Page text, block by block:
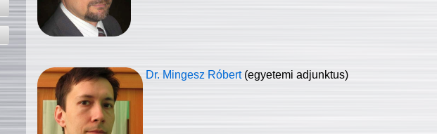
Dr. Mingesz Róbert (egyetemi adjunktus)